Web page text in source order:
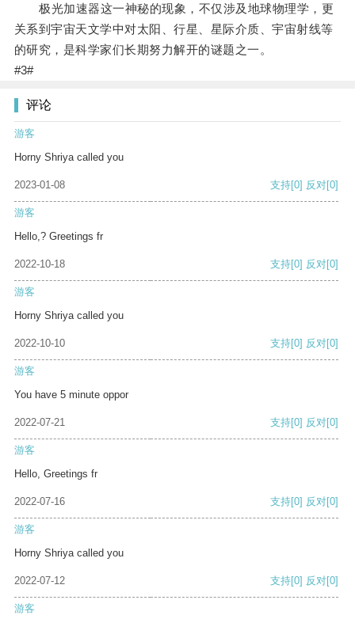
极光加速器这一神秘的现象，不仅涉及地球物理学，更
关系到宇宙天文学中对太阳、行星、星际介质、宇宙射线等
的研究，是科学家们长期努力解开的谜题之一。
#3#
评论
游客
Horny Shriya called you
2023-01-08 支持[0] 反对[0]
游客
Hello,? Greetings fr
2022-10-18 支持[0] 反对[0]
游客
Horny Shriya called you
2022-10-10 支持[0] 反对[0]
游客
You have 5 minute oppor
2022-07-21 支持[0] 反对[0]
游客
Hello, Greetings fr
2022-07-16 支持[0] 反对[0]
游客
Horny Shriya called you
2022-07-12 支持[0] 反对[0]
游客